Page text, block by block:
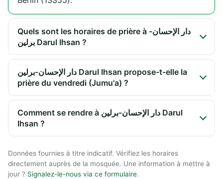
Quels sont les horaires de prière à دار الإحسان-
برلين Darul Ihsan ?
دار الإحسان-برلين Darul Ihsan propose-t-elle la
prière du vendredi (Jumu'a) ?
Comment se rendre à دار الإحسان-برلين Darul
Ihsan ?
Données fournies à titre indicatif. Vérifiez les horaires
directement auprès de la mosquée. Une information à mettre à
jour ? Signalez-le-nous via ce formulaire.